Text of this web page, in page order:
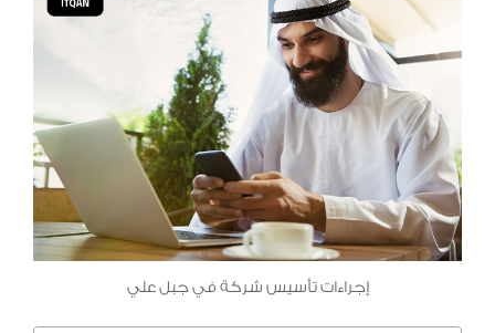
إجراءات تأسيس شركة في جبل علي